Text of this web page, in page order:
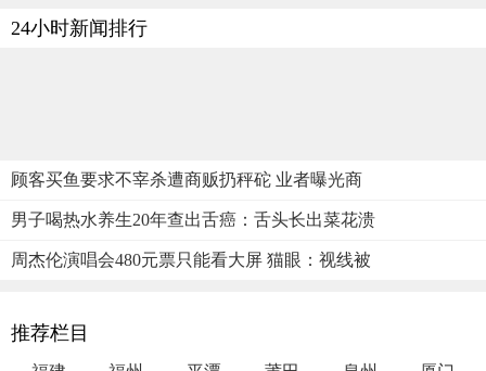
24小时新闻排行
顾客买鱼要求不宰杀遭商贩扔秤砣 业者曝光商
男子喝热水养生20年查出舌癌：舌头长出菜花溃
周杰伦演唱会480元票只能看大屏 猫眼：视线被
推荐栏目